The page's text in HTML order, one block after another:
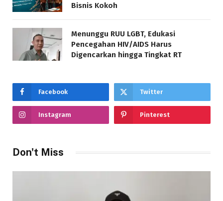
Bisnis Kokoh
Menunggu RUU LGBT, Edukasi
Pencegahan HIV/AIDS Harus
Digencarkan hingga Tingkat RT
Facebook Twitter
Instagram Pinterest
Don't Miss